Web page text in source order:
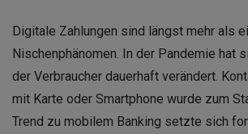
Digitale Zahlungen sind längst mehr als
Nischenphänomen. In der Pandemie hat
der Verbraucher dauerhaft verändert.
mit Karte oder Smartphone wurde zum
Trend zu mobilem Banking setzte sich